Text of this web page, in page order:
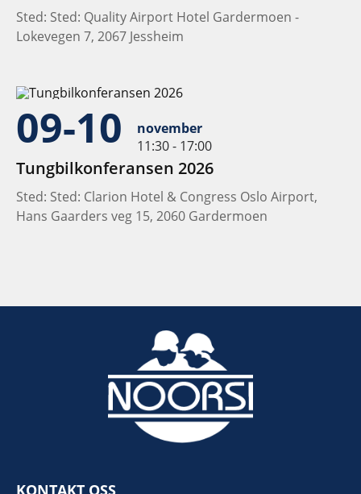
Sted: Sted: Quality Airport Hotel Gardermoen -
Lokevegen 7, 2067 Jessheim
09-10
november
11:30 - 17:00
Tungbilkonferansen 2026
Sted: Sted: Clarion Hotel & Congress Oslo Airport,
Hans Gaarders veg 15, 2060 Gardermoen
KONTAKT OSS